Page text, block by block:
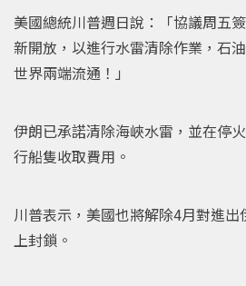
美國總統川普週日說：「協議周五
新開放，以進行水雷清除作業，石
世界兩端流通！」
伊朗已承諾清除海峽水雷，並在停
行船隻收取費用。
川普表示，美國也將解除4月對進
上封鎖。